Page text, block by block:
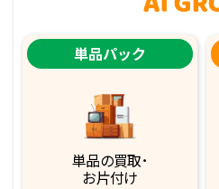
単品パック
単品の買取･
お片付け